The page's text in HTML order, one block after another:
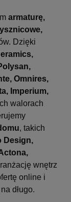
armaturę,
Dzięki
Omnires,
Imperium,
walorach
, takich
Design,
wnętrz
online i
długo.